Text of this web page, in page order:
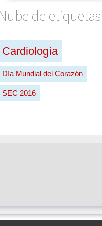
Nube de etiquetas
Cardiología
Día Mundial del Corazón
SEC 2016